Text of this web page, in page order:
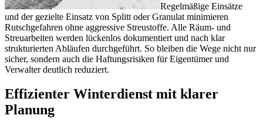
Regelmäßige Einsätze
und der gezielte Einsatz von Splitt oder Granulat minimieren
Rutschgefahren ohne aggressive Streustoffe. Alle Räum- und
Streuarbeiten werden lückenlos dokumentiert und nach klar
strukturierten Abläufen durchgeführt. So bleiben die Wege nicht nur
sicher, sondern auch die Haftungsrisiken für Eigentümer und
Verwalter deutlich reduziert.
Effizienter Winterdienst mit klarer
Planung